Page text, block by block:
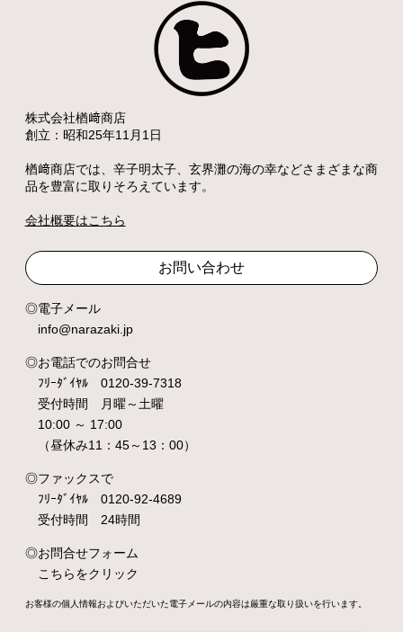
株式会社楢﨑商店
創立：昭和25年11月1日
楢﨑商店では、辛子明太子、玄界灘の海の幸などさまざまな商
品を豊富に取りそろえています。
会社概要はこちら
お問い合わせ
電子メール
info@narazaki.jp
お電話でのお問合せ
ﾌﾘｰﾀﾞｲﾔﾙ 0120-39-7318
受付時間 月曜～土曜
10:00 ～ 17:00
（昼休み11：45～13：00）
ファックスで
ﾌﾘｰﾀﾞｲﾔﾙ 0120-92-4689
受付時間 24時間
お問合せフォーム
こちらをクリック
お客様の個人情報およびいただいた電子メールの内容は厳重な取り扱いを行います。